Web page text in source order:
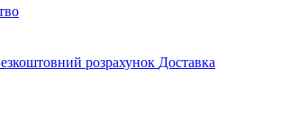
розрахунок Доставка